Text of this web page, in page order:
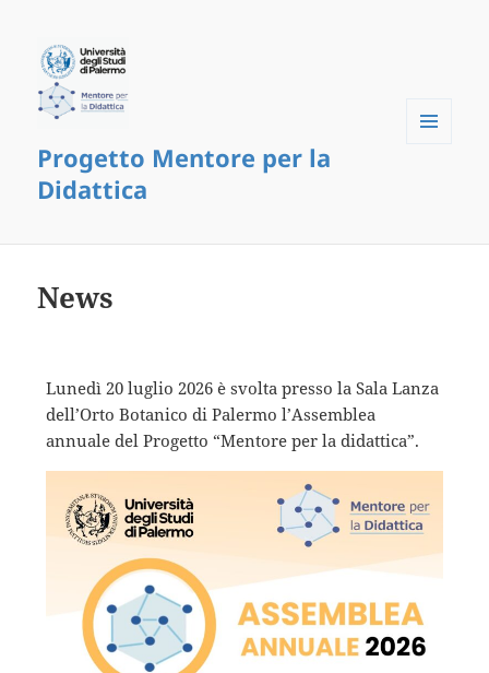
Progetto Mentore per la
Didattica
News
Lunedì 20 luglio 2026 è svolta presso la Sala Lanza
dell’Orto Botanico di Palermo l’Assemblea
annuale del Progetto “Mentore per la didattica”.